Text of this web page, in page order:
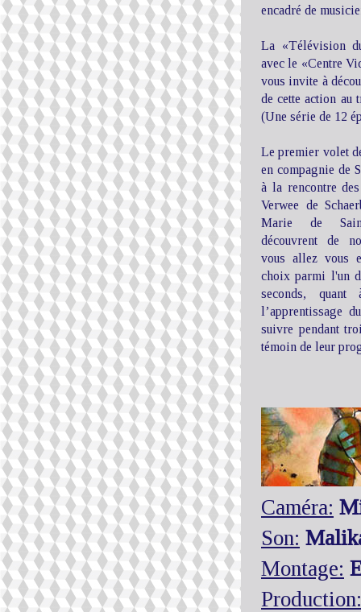
encadré de
La «Télévision
avec le «Centre
vous invite à
de cette action au
(Une série de 12
Le premier volet
en compagnie de
à la rencontre
Verwee de
Marie de
découvrent de
vous allez vous
choix parmi l'un
seconds,
l’apprentissage
suivre pendant
témoin de leur
Caméra:
Son:
Montage:
Production: